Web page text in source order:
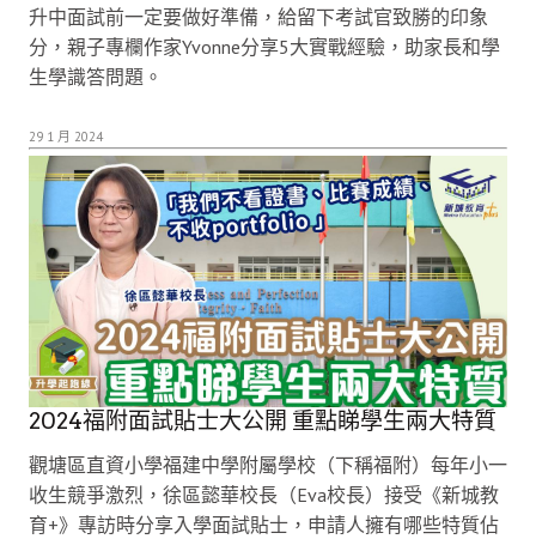
升中面試前一定要做好準備，給留下考試官致勝的印象
分，親子專欄作家Yvonne分享5大實戰經驗，助家長和學
生學識答問題。
29 1 月 2024
2024福附面試貼士大公開 重點睇學生兩大特質
觀塘區直資小學福建中學附屬學校（下稱福附）每年小一
收生競爭激烈，徐區懿華校長（Eva校長）接受《新城教
育+》專訪時分享入學面試貼士，申請人擁有哪些特質佔